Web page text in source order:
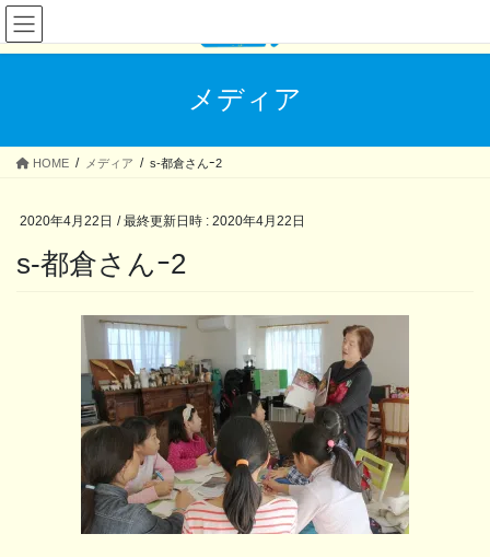
コ
ン
テ
ス
ナ
ビ
ゲ
ン
メディア
HOME メディア s-都倉さんｰ2
2020年4月22日 / 最終更新日時 : 2020年4月22日
s-都倉さんｰ2